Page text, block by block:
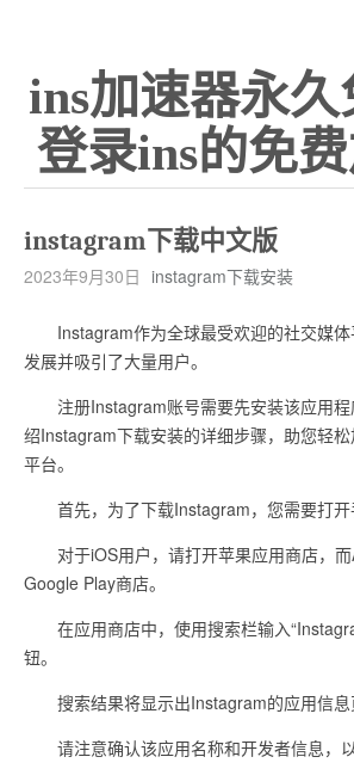
ins加速器永
登录ins的免
instagram下载中文版
2023年9月30日 instagram下载安装
Instagram作为全球最受欢迎的社交媒体
发展并吸引了大量用户。
注册Instagram账号需要先安装该应用程
绍Instagram下载安装的详细步骤，助您轻
平台。
首先，为了下载Instagram，您需要打开
对于iOS用户，请打开苹果应用商店，而
Google Play商店。
在应用商店中，使用搜索栏输入
钮。
搜索结果将显示出Instagram的应用信息
请注意确认该应用名称和开发者信息，